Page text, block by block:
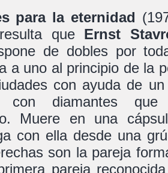
para la eternidad
que Ernst
de dobles por
a uno al principio de la
con ayuda de
con diamantes
Muere en una
con ella desde una
son la pareja
pareja